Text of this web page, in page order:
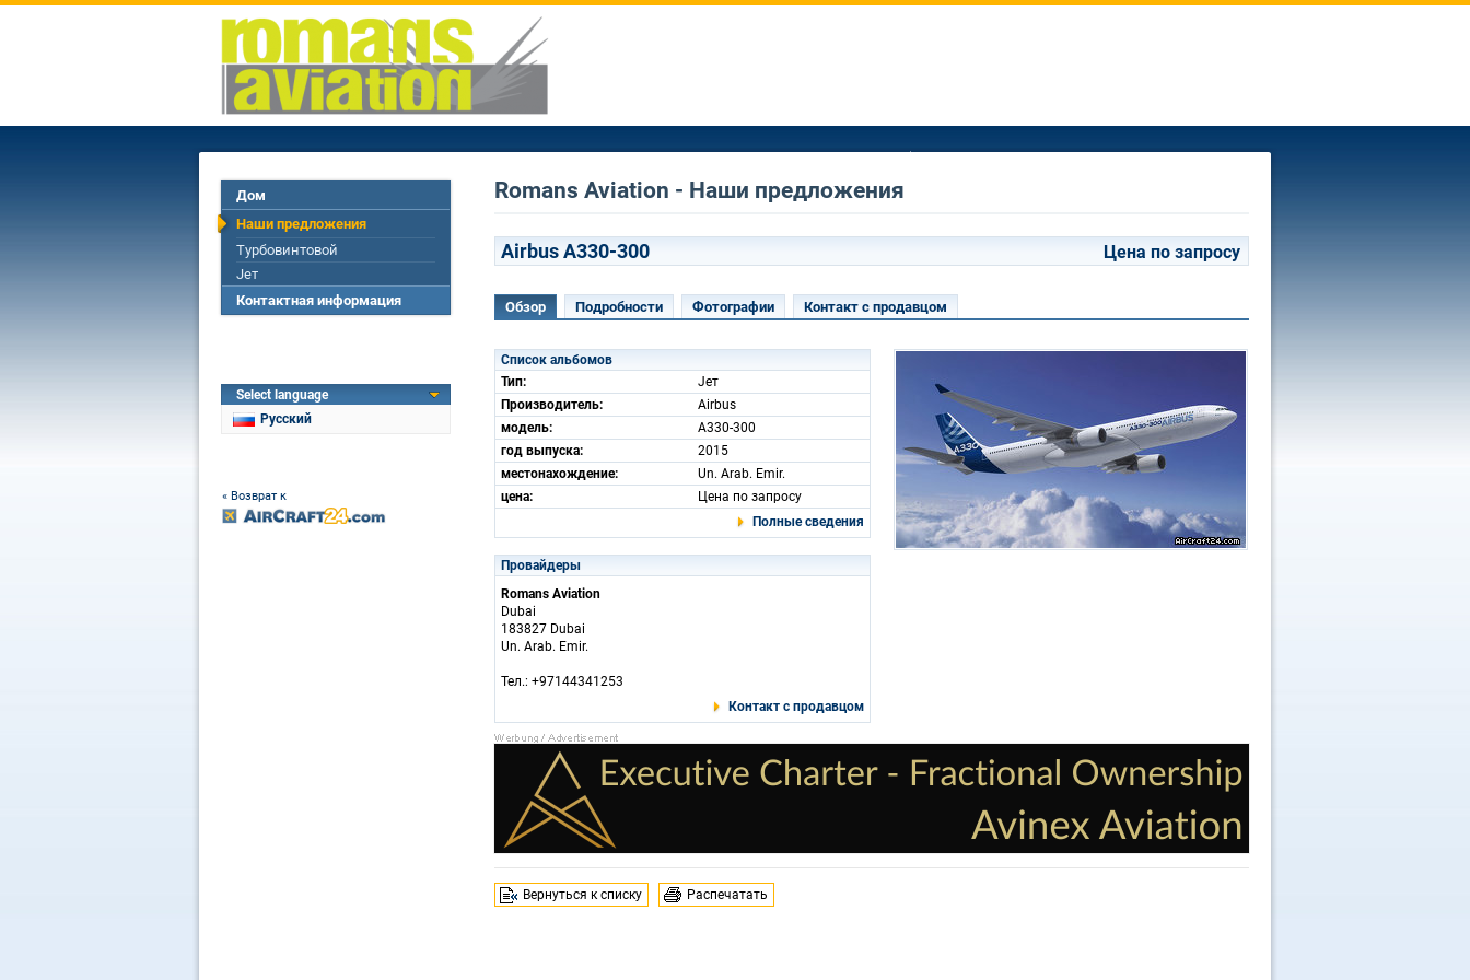
Дом
Наши предложения
Турбовинтовой
Jет
Контактная информация
Select language
Русский
« Возврат к
Romans Aviation - Наши предложения
Airbus A330-300 Цена по запросу
Обзор Подробности Фотографии Контакт с продавцом
Список альбомов
Тип:
Jет
Производитель:
Airbus
модель:
A330-300
год выпуска:
2015
местонахождение:
Un. Arab. Emir.
цена:
Цена по запросу
Полные сведения
Провайдеры
Romans Aviation
Dubai
183827 Dubai
Un. Arab. Emir.
Тел.: +97144341253
Контакт с продавцом
Вернуться к списку Распечатать